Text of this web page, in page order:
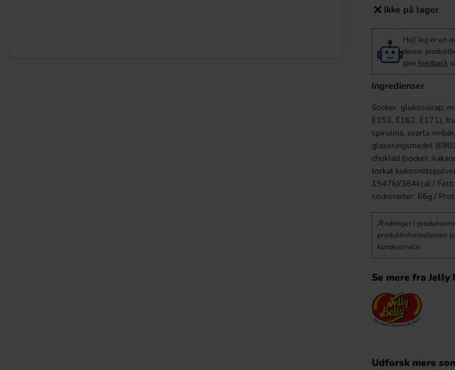
Ikke på lager
Hej! Jeg er en
denne
give feedback
Ingredienser
Socker, glukossirap,
E153, E162, E171),
spirulina, svarta
glaseringsmedel
choklad (socker,
torkat
1547kJ/364kcal /
sockerarter: 66g /
Ændringer i
produktinformationen
kundeservice.
Se mere fra Jelly
Udforsk mere